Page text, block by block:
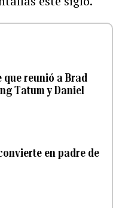
que reunió a Brad
Tatum y Daniel
en padre de